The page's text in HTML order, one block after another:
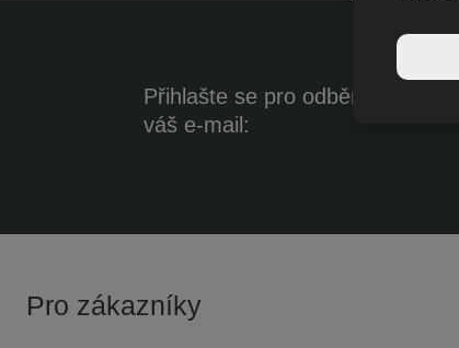
Přihlašte se pro odběr novinek na
váš e-mail:
Pro zákazníky